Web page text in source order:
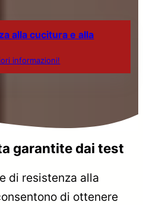
alla cucitura e alla
informazioni!
garantite dai test
di resistenza alla
di ottenere